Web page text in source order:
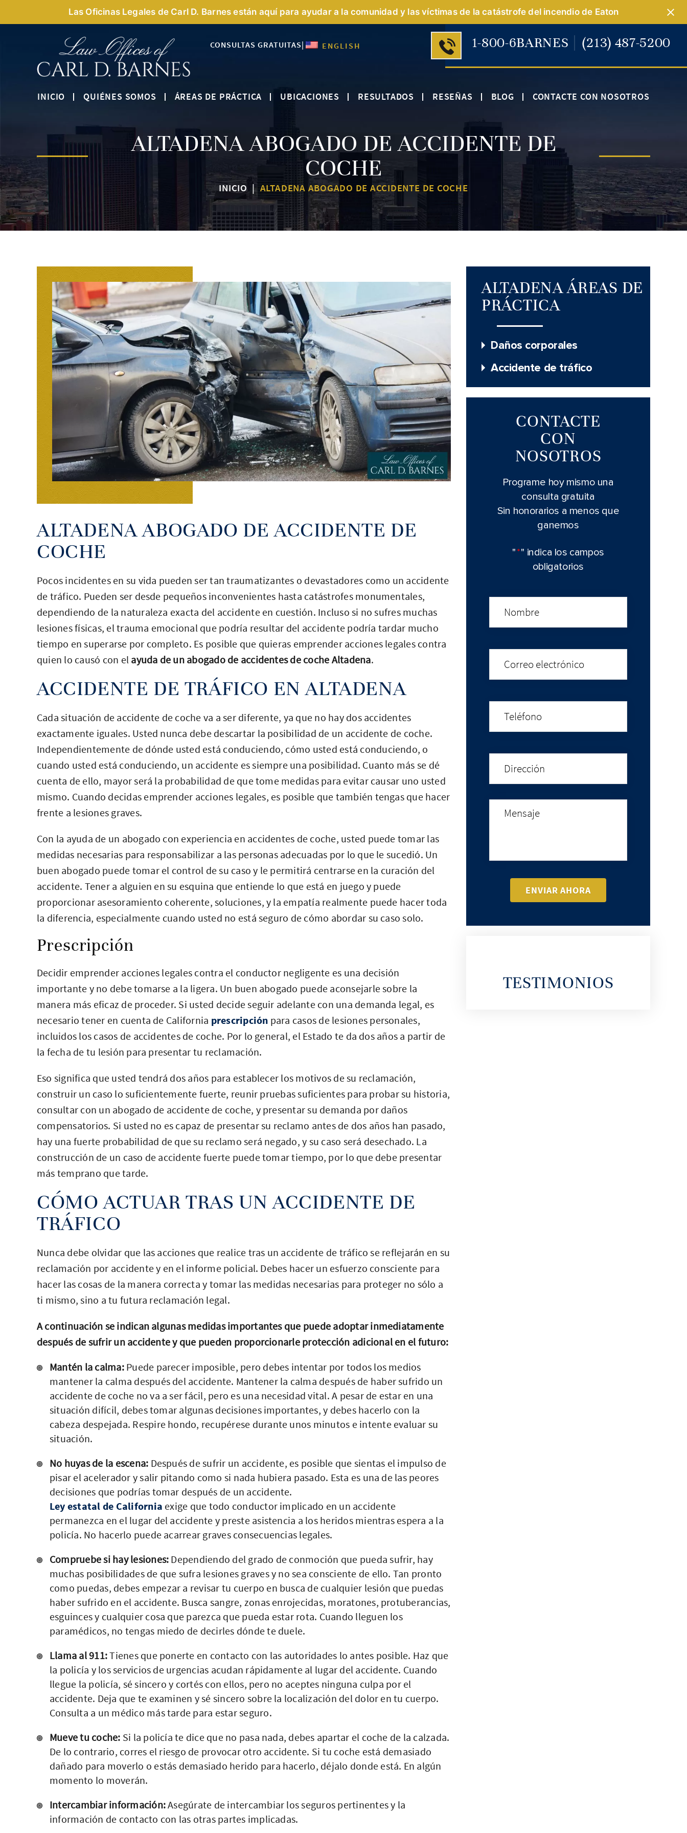
Las Oficinas Legales de Carl D. Barnes están aquí para ayudar a la comunidad y las víctimas de la catástrofe del incendio de Eaton
CONSULTAS GRATUITAS| ENGLISH 1-800-6BARNES (213) 487-5200
INICIO QUIÉNES SOMOS ÁREAS DE PRÁCTICA UBICACIONES RESULTADOS RESEÑAS BLOG CONTACTE CON NOSOTROS
ALTADENA ABOGADO DE ACCIDENTE DE
COCHE
INICIO| ALTADENA ABOGADO DE ACCIDENTE DE COCHE
ALTADENA ABOGADO DE ACCIDENTE DE
COCHE
Pocos incidentes en su vida pueden ser tan traumatizantes o devastadores como un accidente
de tráfico. Pueden ser desde pequeños inconvenientes hasta catástrofes monumentales,
dependiendo de la naturaleza exacta del accidente en cuestión. Incluso si no sufres muchas
lesiones físicas, el trauma emocional que podría resultar del accidente podría tardar mucho
tiempo en superarse por completo. Es posible que quieras emprender acciones legales contra
quien lo causó con el ayuda de un abogado de accidentes de coche Altadena.
ACCIDENTE DE TRÁFICO EN ALTADENA
Cada situación de accidente de coche va a ser diferente, ya que no hay dos accidentes
exactamente iguales. Usted nunca debe descartar la posibilidad de un accidente de coche.
Independientemente de dónde usted está conduciendo, cómo usted está conduciendo, o
cuando usted está conduciendo, un accidente es siempre una posibilidad. Cuanto más se dé
cuenta de ello, mayor será la probabilidad de que tome medidas para evitar causar uno usted
mismo. Cuando decidas emprender acciones legales, es posible que también tengas que hacer
frente a lesiones graves.
Con la ayuda de un abogado con experiencia en accidentes de coche, usted puede tomar las
medidas necesarias para responsabilizar a las personas adecuadas por lo que le sucedió. Un
buen abogado puede tomar el control de su caso y le permitirá centrarse en la curación del
accidente. Tener a alguien en su esquina que entiende lo que está en juego y puede
proporcionar asesoramiento coherente, soluciones, y la empatía realmente puede hacer toda
la diferencia, especialmente cuando usted no está seguro de cómo abordar su caso solo.
Prescripción
Decidir emprender acciones legales contra el conductor negligente es una decisión
importante y no debe tomarse a la ligera. Un buen abogado puede aconsejarle sobre la
manera más eficaz de proceder. Si usted decide seguir adelante con una demanda legal, es
necesario tener en cuenta de California prescripción para casos de lesiones personales,
incluidos los casos de accidentes de coche. Por lo general, el Estado te da dos años a partir de
la fecha de tu lesión para presentar tu reclamación.
Eso significa que usted tendrá dos años para establecer los motivos de su reclamación,
construir un caso lo suficientemente fuerte, reunir pruebas suficientes para probar su historia,
consultar con un abogado de accidente de coche, y presentar su demanda por daños
compensatorios. Si usted no es capaz de presentar su reclamo antes de dos años han pasado,
hay una fuerte probabilidad de que su reclamo será negado, y su caso será desechado. La
construcción de un caso de accidente fuerte puede tomar tiempo, por lo que debe presentar
más temprano que tarde.
CÓMO ACTUAR TRAS UN ACCIDENTE DE
TRÁFICO
Nunca debe olvidar que las acciones que realice tras un accidente de tráfico se reflejarán en su
reclamación por accidente y en el informe policial. Debes hacer un esfuerzo consciente para
hacer las cosas de la manera correcta y tomar las medidas necesarias para proteger no sólo a
ti mismo, sino a tu futura reclamación legal.
A continuación se indican algunas medidas importantes que puede adoptar inmediatamente
después de sufrir un accidente y que pueden proporcionarle protección adicional en el futuro:
Mantén la calma:Puede parecer imposible, pero debes intentar por todos los medios
mantener la calma después del accidente. Mantener la calma después de haber sufrido un
accidente de coche no va a ser fácil, pero es una necesidad vital. A pesar de estar en una
situación difícil, debes tomar algunas decisiones importantes, y debes hacerlo con la
cabeza despejada. Respire hondo, recupérese durante unos minutos e intente evaluar su
situación.
No huyas de la escena: Después de sufrir un accidente, es posible que sientas el impulso de
pisar el acelerador y salir pitando como si nada hubiera pasado. Esta es una de las peores
decisiones que podrías tomar después de un accidente.
Ley estatal de California exige que todo conductor implicado en un accidente
permanezca en el lugar del accidente y preste asistencia a los heridos mientras espera a la
policía. No hacerlo puede acarrear graves consecuencias legales.
Compruebe si hay lesiones: Dependiendo del grado de conmoción que pueda sufrir, hay
muchas posibilidades de que sufra lesiones graves y no sea consciente de ello. Tan pronto
como puedas, debes empezar a revisar tu cuerpo en busca de cualquier lesión que puedas
haber sufrido en el accidente. Busca sangre, zonas enrojecidas, moratones, protuberancias,
esguinces y cualquier cosa que parezca que pueda estar rota. Cuando lleguen los
paramédicos, no tengas miedo de decirles dónde te duele.
Llama al 911:Tienes que ponerte en contacto con las autoridades lo antes posible. Haz que
la policía y los servicios de urgencias acudan rápidamente al lugar del accidente. Cuando
llegue la policía, sé sincero y cortés con ellos, pero no aceptes ninguna culpa por el
accidente. Deja que te examinen y sé sincero sobre la localización del dolor en tu cuerpo.
Consulta a un médico más tarde para estar seguro.
Mueve tu coche: Si la policía te dice que no pasa nada, debes apartar el coche de la calzada.
De lo contrario, corres el riesgo de provocar otro accidente. Si tu coche está demasiado
dañado para moverlo o estás demasiado herido para hacerlo, déjalo donde está. En algún
momento lo moverán.
Intercambiar información:Asegúrate de intercambiar los seguros pertinentes y la
información de contacto con las otras partes implicadas.
ALTADENA ÁREAS DE
PRÁCTICA
Daños corporales
Accidente de tráfico
CONTACTE
CON
NOSOTROS
Programe hoy mismo una
consulta gratuita
Sin honorarios a menos que
ganemos
" *" indica los campos
obligatorios
TESTIMONIOS